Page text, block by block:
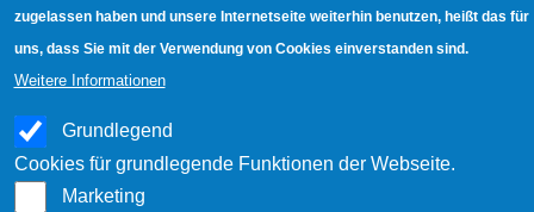
Gerätetests
Hotspot absichern
WLAN-Testbuch
zugelassen haben und unsere Internetseite weiterhin benutzen, heißt das für
uns, dass Sie mit der Verwendung von Cookies einverstanden sind.
Weitere Informationen
Grundlegend
Cookies für grundlegende Funktionen der Webseite.
Marketing